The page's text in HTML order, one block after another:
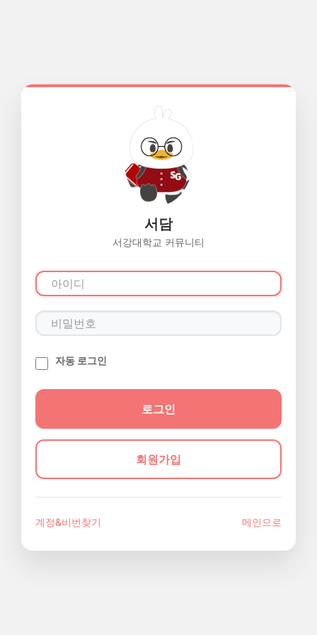
서담
서강대학교 커뮤니티
자동 로그인
회원가입
계정&비번찾기 메인으로